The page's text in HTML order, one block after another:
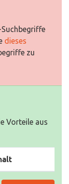
dieses
zu
Vorteile aus